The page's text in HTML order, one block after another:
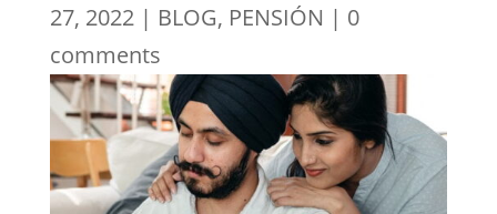
27, 2022| BLOG, PENSIÓN | 0
comments